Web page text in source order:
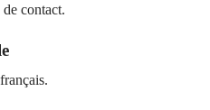
contact.